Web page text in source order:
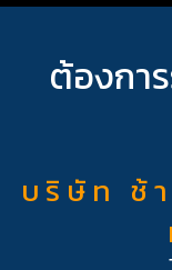
ต้องกา
บ ริ ษั ท ช้ า